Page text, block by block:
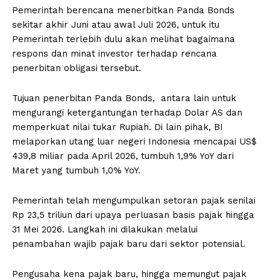
Pemerintah berencana menerbitkan Panda Bonds
sekitar akhir Juni atau awal Juli 2026, untuk itu
Pemerintah terlebih dulu akan melihat bagaimana
respons dan minat investor terhadap rencana
penerbitan obligasi tersebut.
Tujuan penerbitan Panda Bonds, antara lain untuk
mengurangi ketergantungan terhadap Dolar AS dan
memperkuat nilai tukar Rupiah. Di lain pihak, BI
melaporkan utang luar negeri Indonesia mencapai US$
439,8 miliar pada April 2026, tumbuh 1,9% YoY dari
Maret yang tumbuh 1,0% YoY.
Pemerintah telah mengumpulkan setoran pajak senilai
Rp 23,5 triliun dari upaya perluasan basis pajak hingga
31 Mei 2026. Langkah ini dilakukan melalui
penambahan wajib pajak baru dari sektor potensial.
Pengusaha kena pajak baru, hingga memungut pajak